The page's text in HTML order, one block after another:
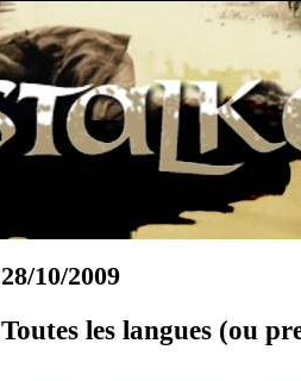
28/10/2009
Toutes les langues (ou